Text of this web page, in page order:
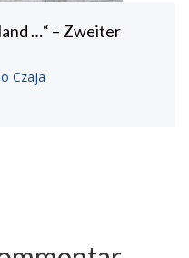
…“ – Zweiter
Czaja